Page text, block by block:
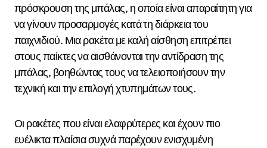
πρόσκρουση της μπάλας, η οποία είναι απαραίτητη για
να γίνουν προσαρμογές κατά τη διάρκεια του
παιχνιδιού. Μια ρακέτα με καλή αίσθηση επιτρέπει
στους παίκτες να αισθάνονται την αντίδραση της
μπάλας, βοηθώντας τους να τελειοποιήσουν την
τεχνική και την επιλογή χτυπημάτων τους.
Οι ρακέτες που είναι ελαφρύτερες και έχουν πιο
ευέλικτα πλαίσια συχνά παρέχουν ενισχυμένη